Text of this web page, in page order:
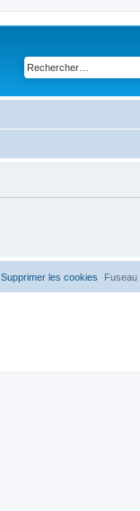
Fuseau
Supprimer les cookies